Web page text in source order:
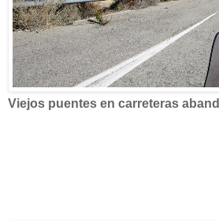
Viejos puentes en carreteras